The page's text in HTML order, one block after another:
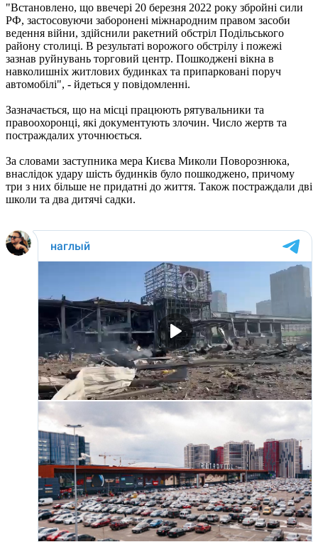
"Встановлено, що ввечері 20 березня 2022 року збройні сили
РФ, застосовуючи заборонені міжнародним правом засоби
ведення війни, здійснили ракетний обстріл Подільського
району столиці. В результаті ворожого обстрілу і пожежі
зазнав руйнувань торговий центр. Пошкоджені вікна в
навколишніх житлових будинках та припарковані поруч
автомобілі", - йдеться у повідомленні.
Зазначається, що на місці працюють рятувальники та
правоохоронці, які документують злочин. Число жертв та
постраждалих уточнюється.
За словами заступника мера Києва Миколи Поворознюка,
внаслідок удару шість будинків було пошкоджено, причому
три з них більше не придатні до життя. Також постраждали дві
школи та два дитячі садки.